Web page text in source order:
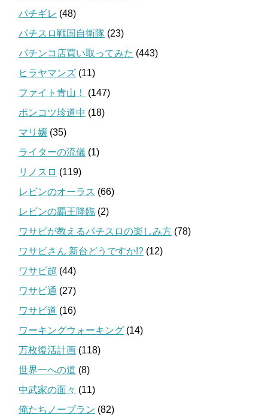
パチギレ (48)
パチスロ戦国自衛隊 (23)
パチンコ店買い取ってみた (443)
ヒラヤマンズ (11)
ファイト青山！
(147)
ポンコツ珍道中 (18)
マリ嬢 (35)
ライターの流儀 (1)
リノスロ (119)
レビンのオーラス (66)
レビンの覇王降臨 (2)
ワサビが教えるパチスロの楽しみ方 (78)
ワサビさん 新台どうですか!? (12)
ワサビ超 (44)
ワサビ通 (27)
ワサビ道 (16)
ワーキングウォーキング (14)
万枚復活計画 (118)
世界一への道 (8)
中武家の面々 (11)
俺たちノープラン (82)